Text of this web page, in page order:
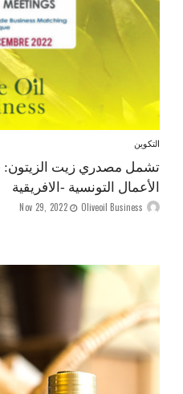
التكوين
تشمل مصدري زيت الزيتون:
الأعمال التونسية -الافريقية
Oliveoil Business
Nov 29, 2022